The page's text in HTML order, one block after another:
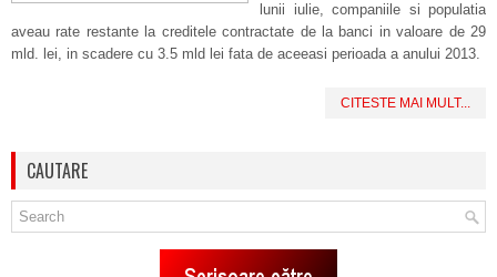
lunii iulie, companiile si populatia
aveau rate restante la creditele contractate de la banci in valoare de 29
mld. lei, in scadere cu 3.5 mld lei fata de aceeasi perioada a anului 2013.
CITESTE MAI MULT...
CAUTARE